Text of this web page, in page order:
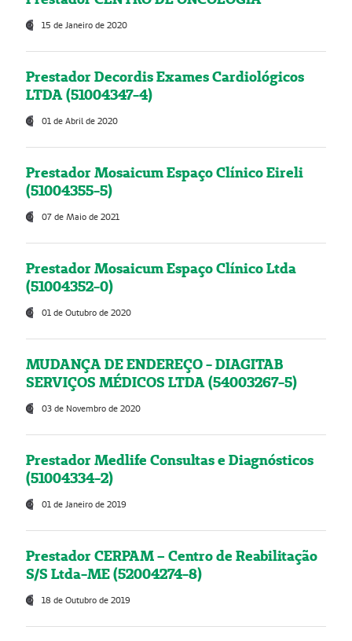
15 de Janeiro de 2020
Prestador Decordis Exames Cardiológicos
LTDA (51004347-4)
01 de Abril de 2020
Prestador Mosaicum Espaço Clínico Eireli
(51004355-5)
07 de Maio de 2021
Prestador Mosaicum Espaço Clínico Ltda
(51004352-0)
01 de Outubro de 2020
MUDANÇA DE ENDEREÇO - DIAGITAB
SERVIÇOS MÉDICOS LTDA (54003267-5)
03 de Novembro de 2020
Prestador Medlife Consultas e Diagnósticos
(51004334-2)
01 de Janeiro de 2019
Prestador CERPAM – Centro de Reabilitação
S/S Ltda-ME (52004274-8)
18 de Outubro de 2019